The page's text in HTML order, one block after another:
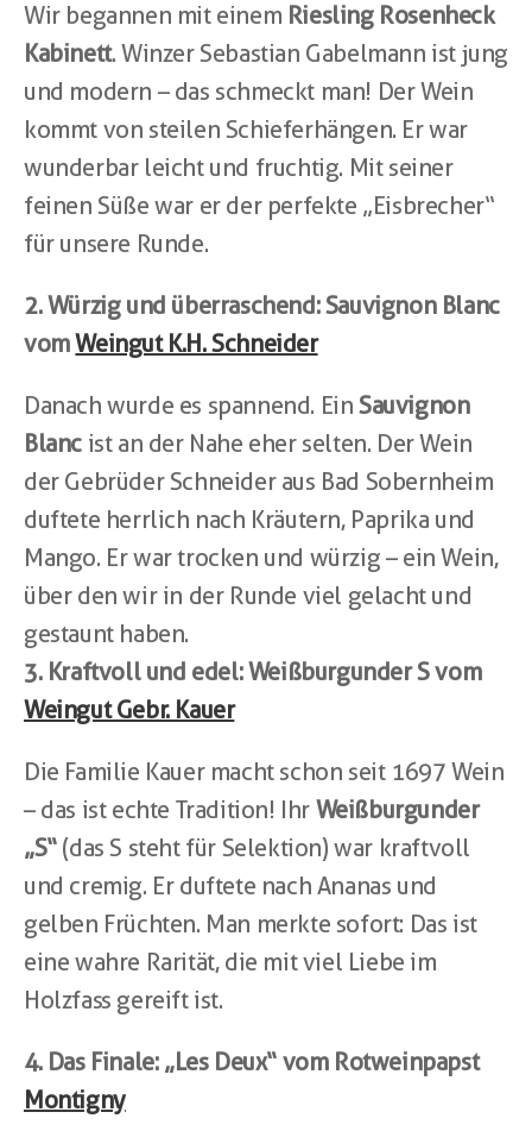
Wir begannen mit einem Riesling Rosenheck
Kabinett. Winzer Sebastian Gabelmann ist jung
und modern – das schmeckt man! Der Wein
kommt von steilen Schieferhängen. Er war
wunderbar leicht und fruchtig. Mit seiner
feinen Süße war er der perfekte „Eisbrecher“
für unsere Runde.
2. Würzig und überraschend: Sauvignon Blanc
vom Weingut K.H. Schneider
Danach wurde es spannend. Ein Sauvignon
Blanc ist an der Nahe eher selten. Der Wein
der Gebrüder Schneider aus Bad Sobernheim
duftete herrlich nach Kräutern, Paprika und
Mango. Er war trocken und würzig – ein Wein,
über den wir in der Runde viel gelacht und
gestaunt haben.
3. Kraftvoll und edel: Weißburgunder S vom
Weingut Gebr. Kauer
Die Familie Kauer macht schon seit 1697 Wein
– das ist echte Tradition! Ihr Weißburgunder
„S“ (das S steht für Selektion) war kraftvoll
und cremig. Er duftete nach Ananas und
gelben Früchten. Man merkte sofort: Das ist
eine wahre Rarität, die mit viel Liebe im
Holzfass gereift ist.
4. Das Finale: „Les Deux“ vom Rotweinpapst
Montigny